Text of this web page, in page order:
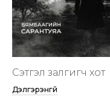
Сэтгэл залгигч хот
Дэлгэрэнгүй